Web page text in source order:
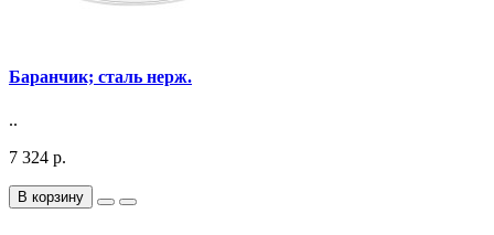
Баранчик; сталь нерж.
..
7 324 р.
В корзину